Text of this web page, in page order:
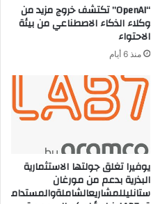
“OpenAI” تكتشف خروج مزيد من
وكلاء الذكاء الاصطناعي من بيئة
الاحتواء
منذ 6 أيام
يوفيرا تغلق جولتها الاستثمارية
البذرية بدعم من مورغان
ستانليللمشاريعالشاملةوالمستدام